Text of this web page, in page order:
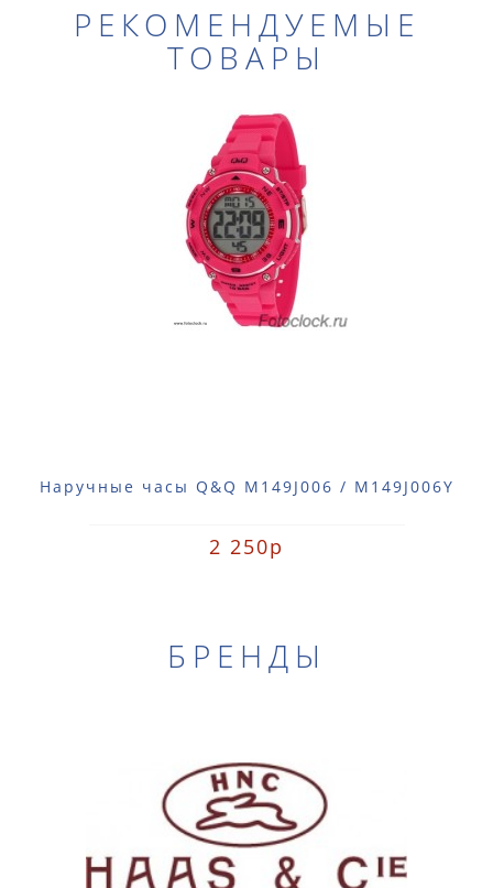
РЕКОМЕНДУЕМЫЕ
ТОВАРЫ
Наручные часы Q&Q M149J006 / M149J006Y
2 250р
БРЕНДЫ